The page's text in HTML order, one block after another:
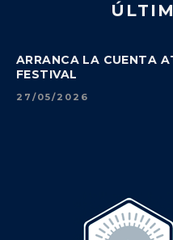
ARRANCA LA CUENTA
FESTIVAL
27/05/2026